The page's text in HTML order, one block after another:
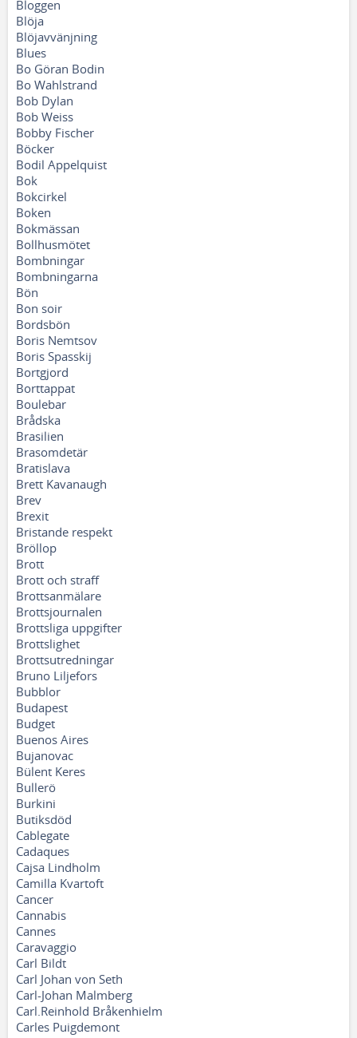
Bloggen
Blöja
Blöjavvänjning
Blues
Bo Göran Bodin
Bo Wahlstrand
Bob Dylan
Bob Weiss
Bobby Fischer
Böcker
Bodil Appelquist
Bok
Bokcirkel
Boken
Bokmässan
Bollhusmötet
Bombningar
Bombningarna
Bön
Bon soir
Bordsbön
Boris Nemtsov
Boris Spasskij
Bortgjord
Borttappat
Boulebar
Brådska
Brasilien
Brasomdetär
Bratislava
Brett Kavanaugh
Brev
Brexit
Bristande respekt
Bröllop
Brott
Brott och straff
Brottsanmälare
Brottsjournalen
Brottsliga uppgifter
Brottslighet
Brottsutredningar
Bruno Liljefors
Bubblor
Budapest
Budget
Buenos Aires
Bujanovac
Bülent Keres
Bullerö
Burkini
Butiksdöd
Cablegate
Cadaques
Cajsa Lindholm
Camilla Kvartoft
Cancer
Cannabis
Cannes
Caravaggio
Carl Bildt
Carl Johan von Seth
Carl-Johan Malmberg
Carl.Reinhold Bråkenhielm
Carles Puigdemont